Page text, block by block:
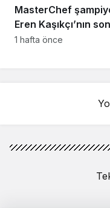
MasterChef
Eren Kaşıkçı’nın son
anlarındaki kahreden
1 hafta önce